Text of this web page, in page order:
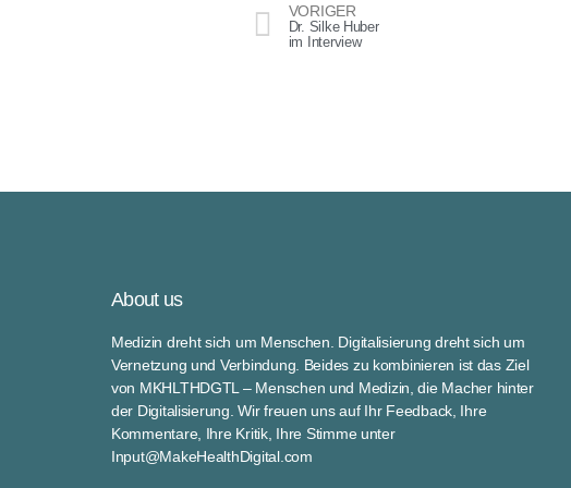
VORIGER
Dr. Silke Huber
im Interview
About us
Medizin dreht sich um Menschen. Digitalisierung dreht sich um
Vernetzung und Verbindung. Beides zu kombinieren ist das Ziel
von MKHLTHDGTL – Menschen und Medizin, die Macher hinter
der Digitalisierung. Wir freuen uns auf Ihr Feedback, Ihre
Kommentare, Ihre Kritik, Ihre Stimme unter
Input@MakeHealthDigital.com